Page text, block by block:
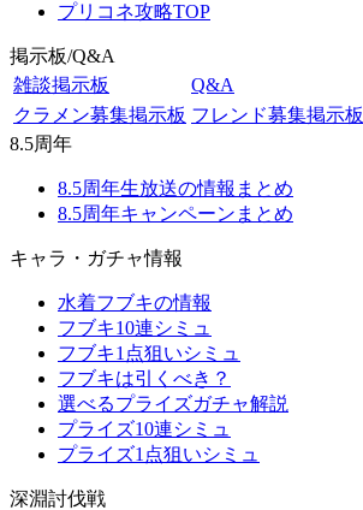
プリコネ攻略TOP
掲示板/Q&A
雑談掲示板
Q&A
クラメン募集掲示板 フレンド募集掲示板
8.5周年
8.5周年生放送の情報まとめ
8.5周年キャンペーンまとめ
キャラ・ガチャ情報
水着フブキの情報
フブキ10連シミュ
フブキ1点狙いシミュ
フブキは引くべき？
選べるプライズガチャ解説
プライズ10連シミュ
プライズ1点狙いシミュ
深淵討伐戦